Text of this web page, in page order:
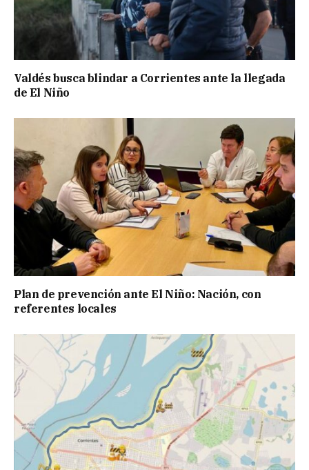
Valdés busca blindar a Corrientes ante la llegada
de El Niño
Plan de prevención ante El Niño: Nación, con
referentes locales